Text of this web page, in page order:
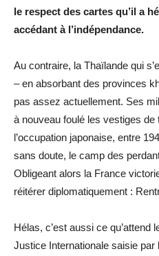
le respect des cartes qu’il a
accédant à l’indépendance.
Au contraire, la Thaïlande qui
– en absorbant des provinces
pas assez actuellement. Ses
à nouveau foulé les vestiges
l’occupation japonaise, entre
sans doute, le camp des
Obligeant alors la France
réitérer diplomatiquement :
Hélas, c’est aussi ce qu’attend
Justice Internationale saisie par